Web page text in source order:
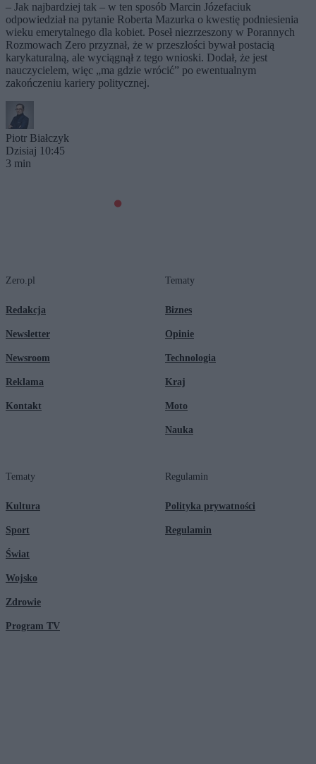
– Jak najbardziej tak – w ten sposób Marcin Józefaciuk
odpowiedział na pytanie Roberta Mazurka o kwestię podniesienia
wieku emerytalnego dla kobiet. Poseł niezrzeszony w Porannych
Rozmowach Zero przyznał, że w przeszłości bywał postacią
karykaturalną, ale wyciągnął z tego wnioski. Dodał, że jest
nauczycielem, więc „ma gdzie wrócić” po ewentualnym
zakończeniu kariery politycznej.
Piotr Białczyk
Dzisiaj 10:45
3 min
Zero.pl
Redakcja
Newsletter
Newsroom
Reklama
Kontakt
Tematy
Biznes
Opinie
Technologia
Kraj
Moto
Nauka
Tematy
Kultura
Sport
Świat
Wojsko
Zdrowie
Program TV
Regulamin
Polityka prywatności
Regulamin